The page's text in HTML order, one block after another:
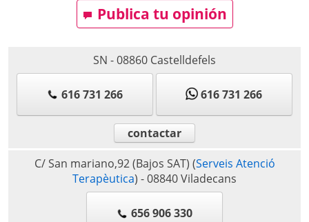
Publica tu opinión
SN -08860 Castelldefels
616 731 266 616 731 266
contactar
C/ San mariano,92 (Bajos SAT) (Serveis Atenció
Terapèutica) -08840Viladecans
656 906 330